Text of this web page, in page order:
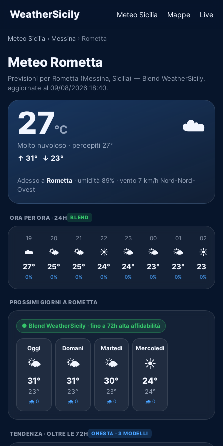
WeatherSicily Meteo Sicilia Mappe Live
Meteo Sicilia › Messina › Rometta
Meteo Rometta
Previsioni per Rometta (Messina, Sicilia) — Blend WeatherSicily,
aggiornate al 09/08/2026 18:40.
27°C
Molto nuvoloso · percepiti 27°
↑ 31° ↓ 23°
☁️
Adesso a Rometta · umidità 89% · vento 7 km/h Nord-Nord-
Ovest
ORA PER ORA · 24H BLEND
19
☁️
27°
0%
20
🌤️
25°
0%
21
🌤️
25°
0%
22
☀️
24°
0%
23
🌤️
24°
0%
00
🌤️
23°
0%
01
🌤️
23°
0%
02
☀️
23°
0%
PROSSIMI GIORNI A ROMETTA
● Blend WeatherSicily · fino a 72h alta affidabilità
Oggi
🌤️
31°
23°
🌧️ 0
Domani
🌤️
31°
23°
🌧️ 0
Martedì
🌤️
30°
23°
🌧️ 0
Mercoledì
☀️
24°
24°
🌧️ 0
TENDENZA · OLTRE LE 72H ONESTA · 3 MODELLI